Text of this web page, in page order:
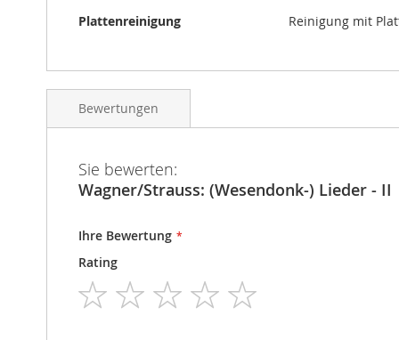
Plattenreinigung
Reinigung mit
Bewertungen
Sie bewerten:
Wagner/Strauss: (Wesendonk-) Lieder - II
Ihre Bewertung
Rating
1
star
2
stars
3
stars
4
stars